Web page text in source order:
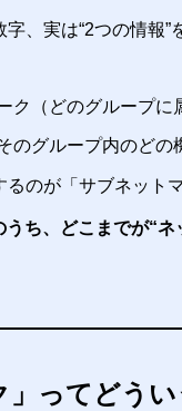
字、実は“2つの情報”
ク（どのグループに
のグループ内のどの
るのが「サブネット
うち、どこまでが“
」ってどう